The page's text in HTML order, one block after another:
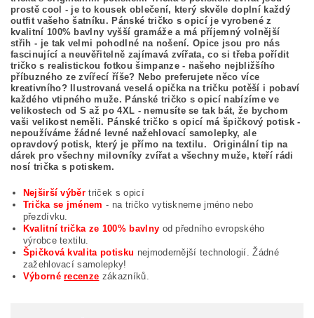
prostě cool - je to kousek oblečení, který skvěle doplní každý
outfit vašeho šatníku. Pánské tričko s opicí je vyrobené z
kvalitní 100% bavlny vyšší gramáže a má příjemný volnější
střih - je tak velmi pohodlné na nošení. Opice jsou pro nás
fascinující a neuvěřitelně zajímavá zvířata, co si třeba pořídit
tričko s realistickou fotkou šimpanze - našeho nejbližšího
příbuzného ze zvířecí říše? Nebo preferujete něco více
kreativního? Ilustrovaná veselá opička na tričku potěší i pobaví
každého vtipného muže. Pánské tričko s opicí nabízíme ve
velikostech od S až po 4XL - nemusíte se tak bát, že bychom
vaši velikost neměli. Pánské tričko s opicí má špičkový potisk -
nepoužíváme žádné levné nažehlovací samolepky, ale
opravdový potisk, který je přímo na textilu. Originální tip na
dárek pro všechny milovníky zvířat a všechny muže, kteří rádi
nosí trička s potiskem.
Nejširší výběrtriček s opicí
Trička se jménem- na tričko vytiskneme jméno nebo
přezdívku.
Kvalitní trička ze 100% bavlny od předního evropského
výrobce textilu.
Špičková kvalita potisku nejmodernější technologií. Žádné
zažehlovací samolepky!
Výbornérecenze zákazníků.